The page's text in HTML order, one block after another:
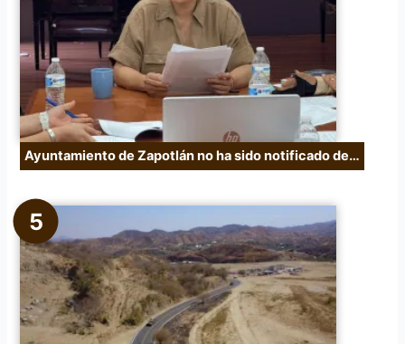
Ayuntamiento de Zapotlán no ha sido notificado de…